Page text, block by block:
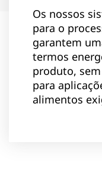
Os nossos
para o
garantem
termos
produto,
para
alimentos